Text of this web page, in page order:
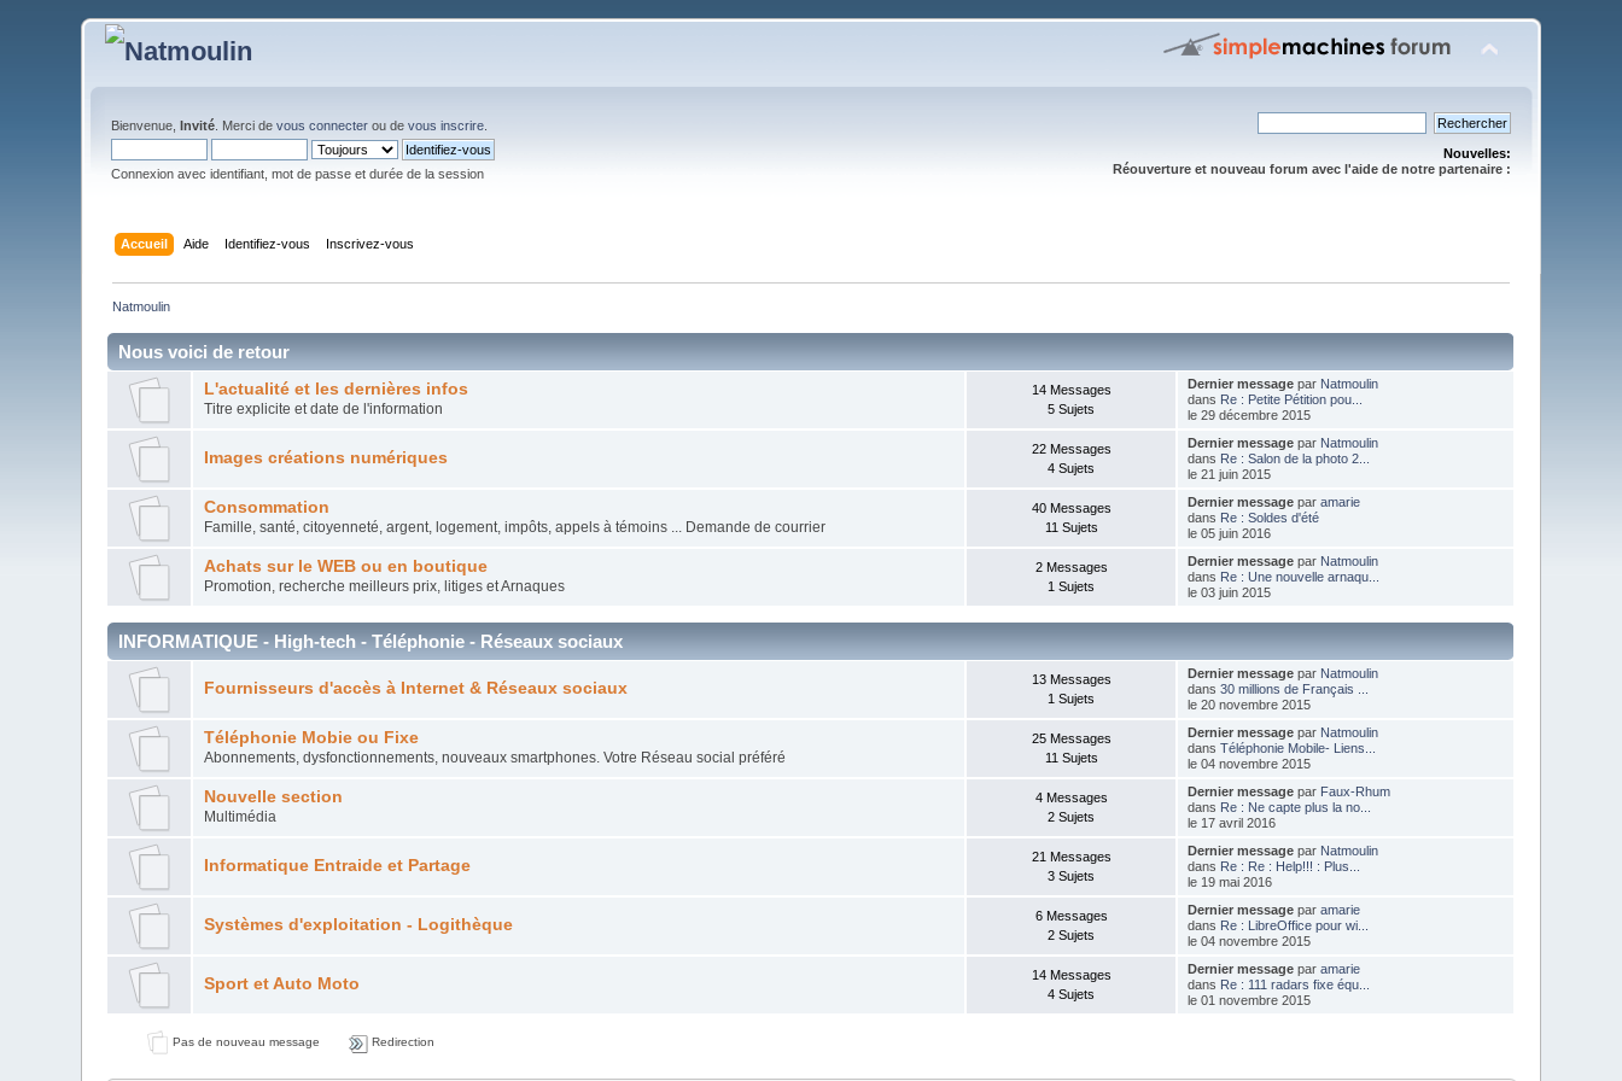
Bienvenue,Invité . Merci devous connecter ou devous inscrire
Connexion avec identifiant, mot de passe et durée de la session
Nouvelles:
Réouverture et nouveau forum avec l'aide de notre partenaire :
Accueil Aide Identifiez-vous Inscrivez-vous
Natmoulin
Nous voici de retour
L'actualité et les dernières infos
Titre explicite et date de l'information
14 Messages
5 Sujets
Dernier messagepar Natmoulin
dans Re : Petite Pétition pou...
le 29 décembre 2015
Images créations numériques
22 Messages
4 Sujets
Dernier messagepar Natmoulin
dans Re : Salon de la photo 2...
le 21 juin 2015
Consommation
Famille, santé, citoyenneté, argent, logement, impôts, appels à témoins ... Demande de courrier
40 Messages
11 Sujets
Dernier messagepar amarie
dans Re : Soldes d'été
le 05 juin 2016
Achats sur le WEB ou en boutique
Promotion, recherche meilleurs prix, litiges et Arnaques
2 Messages
1 Sujets
Dernier messagepar Natmoulin
dans Re : Une nouvelle arnaqu...
le 03 juin 2015
INFORMATIQUE - High-tech - Téléphonie - Réseaux sociaux
Fournisseurs d'accès à Internet & Réseaux sociaux
13 Messages
1 Sujets
Dernier messagepar Natmoulin
dans 30 millions de Français ...
le 20 novembre 2015
Téléphonie Mobie ou Fixe
Abonnements, dysfonctionnements, nouveaux smartphones. Votre Réseau social préféré
25 Messages
11 Sujets
Dernier messagepar Natmoulin
dans Téléphonie Mobile- Liens...
le 04 novembre 2015
Nouvelle section
Multimédia
4 Messages
2 Sujets
Dernier messagepar Faux-Rhum
dans Re : Ne capte plus la no...
le 17 avril 2016
Informatique Entraide et Partage
21 Messages
3 Sujets
Dernier messagepar Natmoulin
dans Re : Re : Help!!! : Plus...
le 19 mai 2016
Systèmes d'exploitation - Logithèque
6 Messages
2 Sujets
Dernier messagepar amarie
dans Re : LibreOffice pour wi...
le 04 novembre 2015
Sport et Auto Moto
14 Messages
4 Sujets
Dernier messagepar amarie
dans Re : 111 radars fixe équ...
le 01 novembre 2015
Pas de nouveau message Redirection